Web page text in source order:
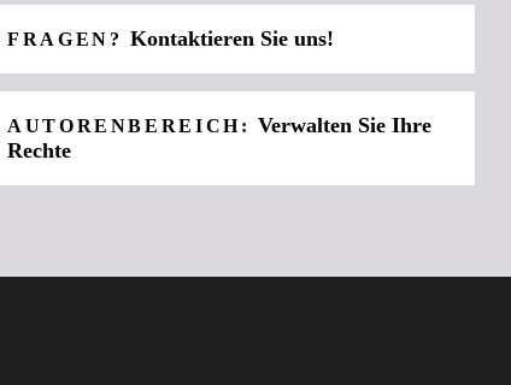
FRAGEN?Kontaktieren Sie uns!
AUTORENBEREICH:Verwalten Sie Ihre
Rechte